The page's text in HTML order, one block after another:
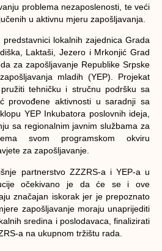
problema nezaposlenosti, te veći
u aktivnu mjeru zapošlјavanja.
lokalnih zajednica Grada
Laktaši, Jezero i Mrkonjić Grad
za zapošljavanje Republike Srpske
mladih (YEP). Projekat
tehničku i stručnu podršku sa
provođene aktivnosti u saradnji sa
YEP Inkubatora poslovnih ideja,
sa regionalnim javnim službama za
svom programskom okviru
za zapošljavanje.
partnerstvo ZZZRS-a i YEP-a u
očekivano je da će se i ove
značajan iskorak jer je prepoznato
zapošljavanje moraju unaprijediti
sredina i poslodavaca, finalizirati
a na ukupnom tržištu rada.